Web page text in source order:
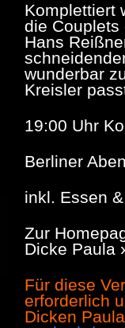
Komplettiert
die Couplets
Hans
wunderbar
Kreisler
19:00 Uhr
Berliner
inkl. Essen
Zur
Dicke Paula
Für diese
erforderlich
Dicken